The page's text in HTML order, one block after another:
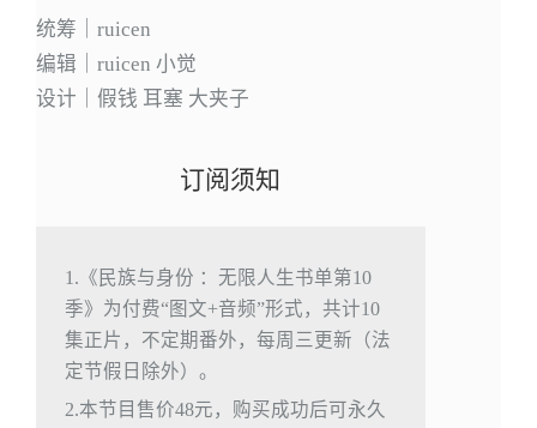
统筹｜ruicen
编辑｜ruicen 小觉
设计｜假钱 耳塞 大夹子
订阅须知
1.《民族与身份 ：无限人生书单第10
季》为付费“图文+音频”形式，共计10
集正片，不定期番外，每周三更新（法
定节假日除外）。
2.本节目售价48元，购买成功后可永久